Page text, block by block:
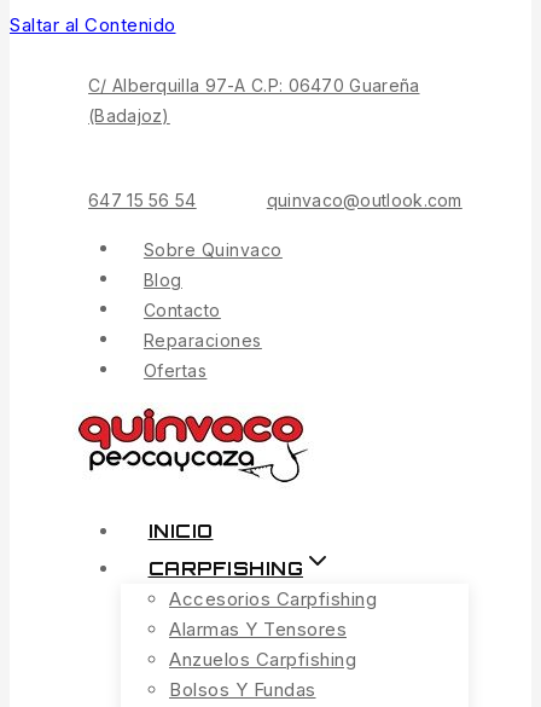
Saltar al Contenido
C/ Alberquilla 97-A C.P: 06470 Guareña
(Badajoz)
647 15 56 54 quinvaco@outlook.com
Sobre Quinvaco
Blog
Contacto
Reparaciones
Ofertas
INICIO
CARPFISHING
Accesorios Carpfishing
Alarmas Y Tensores
Anzuelos Carpfishing
Bolsos Y Fundas